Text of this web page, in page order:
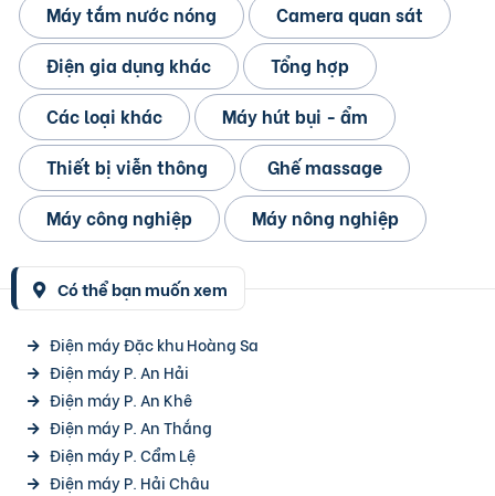
Máy tắm nước nóng
Camera quan sát
Điện gia dụng khác
Tổng hợp
Các loại khác
Máy hút bụi - ẩm
Thiết bị viễn thông
Ghế massage
Máy công nghiệp
Máy nông nghiệp
Có thể bạn muốn xem
Điện máy Đặc khu Hoàng Sa
Điện máy P. An Hải
Điện máy P. An Khê
Điện máy P. An Thắng
Điện máy P. Cẩm Lệ
Điện máy P. Hải Châu